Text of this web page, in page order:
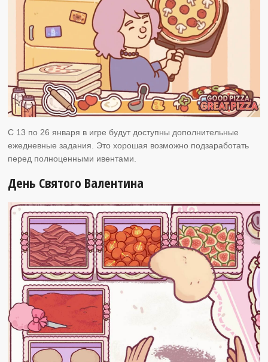
C 13 по 26 января в игре будут доступны дополнительные
ежедневные задания. Это хорошая возможно подзаработать
перед полноценными ивентами.
День Святого Валентина